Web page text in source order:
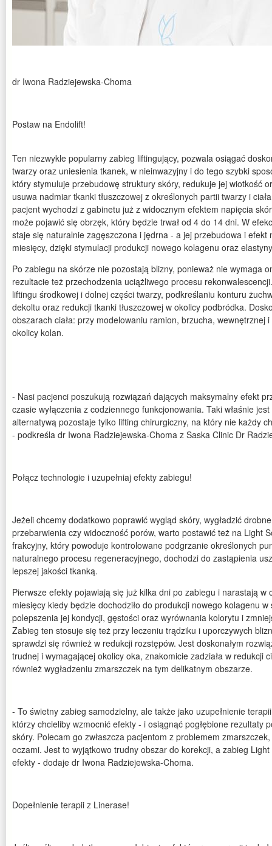
dr Iwona Radziejewska-Choma
Postaw na Endolift!
Ten niezwykle popularny zabieg liftingujący, pozwala osiągać
twarzy oraz uniesienia tkanek, w nieinwazyjny i do tego szybki
który stymuluje przebudowę struktury skóry, redukuje jej wiotkość
usuwa nadmiar tkanki tłuszczowej z określonych partii twarzy i
pacjent wychodzi z gabinetu już z widocznym efektem napięcia
może pojawić się obrzęk, który będzie trwał od 4 do 14 dni. W
staje się naturalnie zagęszczona i jędrna - a jej przebudowa i efekt
miesięcy, dzięki stymulacji produkcji nowego kolagenu oraz
Po zabiegu na skórze nie pozostają blizny, ponieważ nie wymaga
rezultacie też przechodzenia uciążliwego procesu
liftingu środkowej i dolnej części twarzy, podkreślaniu konturu
dekoltu oraz redukcji tkanki tłuszczowej w okolicy podbródka.
obszarach ciała: przy modelowaniu ramion, brzucha, wewnętrznej
okolicy kolan.
- Nasi pacjenci poszukują rozwiązań dających maksymalny efekt
czasie wyłączenia z codziennego funkcjonowania. Taki właśnie
alternatywą pozostaje tylko lifting chirurgiczny, na który nie każdy
- podkreśla dr Iwona Radziejewska-Choma z Saska Clinic Dr
Połącz technologie i uzupełniaj efekty zabiegu!
Jeżeli chcemy dodatkowo poprawić wygląd skóry, wygładzić
przebarwienia czy widoczność porów, warto postawić też na Light
frakcyjny, który powoduje kontrolowane podgrzanie określonych
naturalnego procesu regeneracyjnego, dochodzi do zastąpienia
lepszej jakości tkanką.
Pierwsze efekty pojawiają się już kilka dni po zabiegu i narastają w
miesięcy kiedy będzie dochodziło do produkcji nowego kolagenu
polepszenia jej kondycji, gęstości oraz wyrównania kolorytu i
Zabieg ten stosuje się też przy leczeniu trądziku i uporczywych
sprawdzi się również w redukcji rozstępów. Jest doskonałym
trudnej i wymagającej okolicy oka, znakomicie zadziała w redukcji
również wygładzeniu zmarszczek na tym delikatnym obszarze.
- To świetny zabieg samodzielny, ale także jako uzupełnienie
którzy chcieliby wzmocnić efekty - i osiągnąć pogłębione rezultaty
skóry. Polecam go zwłaszcza pacjentom z problemem
oczami. Jest to wyjątkowo trudny obszar do korekcji, a zabieg
efekty - dodaje dr Iwona Radziejewska-Choma.
Dopełnienie terapii z Linerase!